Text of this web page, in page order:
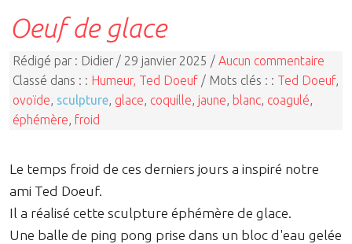
Oeuf de glace
Rédigé par : Didier / 29 janvier 2025 / Aucun commentaire
Classé dans : : Humeur, Ted Doeuf / Mots clés : : Ted Doeuf,
ovoïde, sculpture, glace, coquille, jaune, blanc, coagulé,
éphémère, froid
Le temps froid de ces derniers jours a inspiré notre
ami Ted Doeuf.
Il a réalisé cette sculpture éphémère de glace.
Une balle de ping pong prise dans un bloc d'eau gelée